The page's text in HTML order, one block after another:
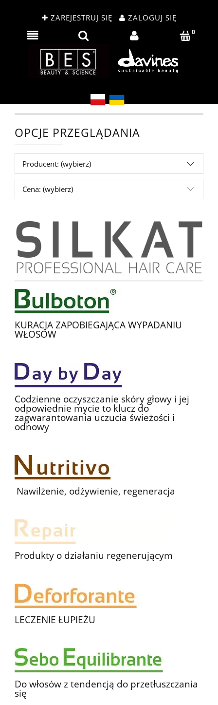
ZAREJESTRUJ SIĘ ZALOGUJ SIĘ
OPCJE PRZEGLĄDANIA
Producent: (wybierz)
Cena: (wybierz)
KURACJA ZAPOBIEGAJĄCA WYPADANIU
WŁOSÓW
Codzienne oczyszczanie skóry głowy i jej
odpowiednie mycie to klucz do
zagwarantowania uczucia świeżości i
odnowy
Nawilżenie, odżywienie, regeneracja
Produkty o działaniu regenerującym
LECZENIE ŁUPIEŻU
Do włosów z tendencją do przetłuszczania
się